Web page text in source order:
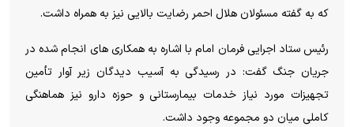
که به گفته مسئولان هلال احمر رضایت بالایی نیز به همراه داشت.
رئیس ستاد اجرایی فرمان امام با اشاره به همکاری های انجام شده در
جریان جنگ گفت: در رسیدگی به آسیب دیدگان زیر آوار تأمین
تجهیزات مورد نیاز خدمات بیمارستانی و حوزه دارو نیز هماهنگی
کاملی میان دو مجموعه وجود داشت.